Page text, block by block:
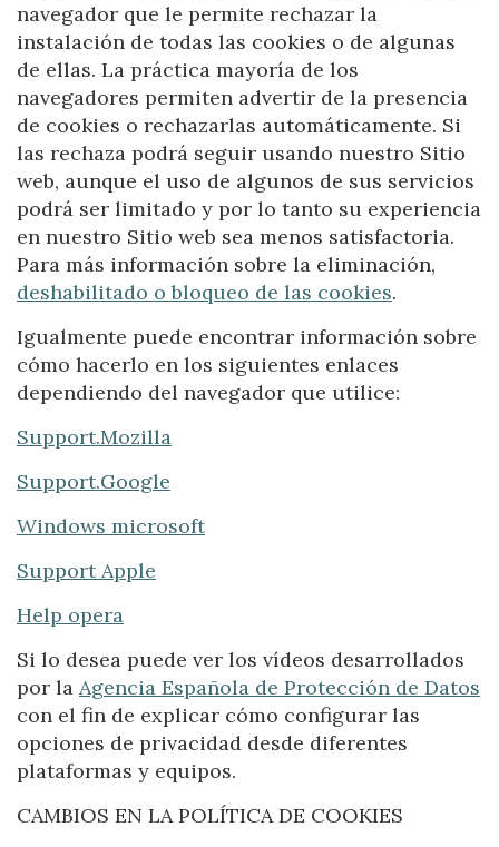
navegador que le permite rechazar la
instalación de todas las cookies o de algunas
de ellas. La práctica mayoría de los
navegadores permiten advertir de la presencia
de cookies o rechazarlas automáticamente. Si
las rechaza podrá seguir usando nuestro Sitio
web, aunque el uso de algunos de sus servicios
podrá ser limitado y por lo tanto su experiencia
en nuestro Sitio web sea menos satisfactoria.
Para más información sobre la eliminación,
deshabilitado o bloqueo de las cookies.
Igualmente puede encontrar información sobre
cómo hacerlo en los siguientes enlaces
dependiendo del navegador que utilice:
Support.Mozilla
Support.Google
Windows microsoft
Support Apple
Help opera
Si lo desea puede ver los vídeos desarrollados
por la Agencia Española de Protección de Datos
con el fin de explicar cómo configurar las
opciones de privacidad desde diferentes
plataformas y equipos.
CAMBIOS EN LA POLÍTICA DE COOKIES